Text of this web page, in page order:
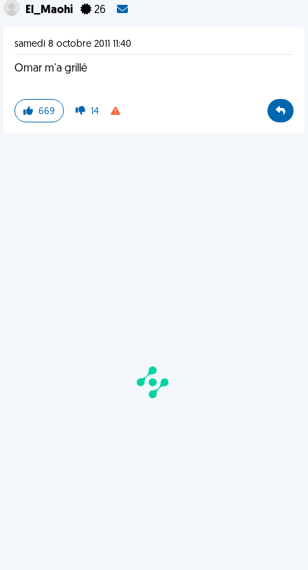
El_Maohi 26
samedi 8 octobre 2011 11:40
Omar m'a grillé
669 14